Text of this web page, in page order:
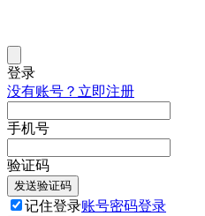
登录
没有账号？立即注册
手机号
验证码
发送验证码
记住登录账号密码登录